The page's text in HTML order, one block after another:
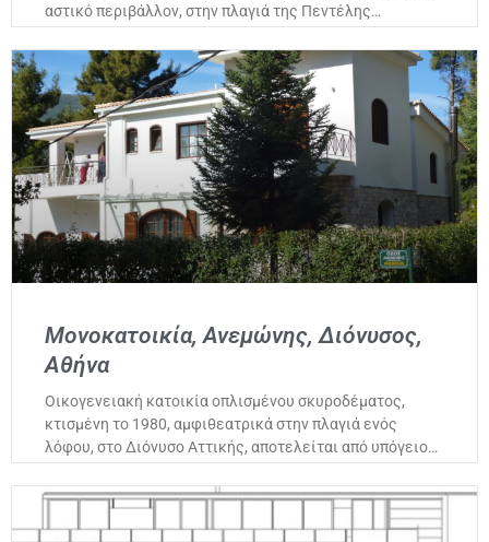
αστικό περιβάλλον, στην πλαγιά της Πεντέλης…
Μονοκατοικία, Ανεμώνης, Διόνυσος,
Αθήνα
Οικογενειακή κατοικία οπλισμένου σκυροδέματος,
κτισμένη το 1980, αμφιθεατρικά στην πλαγιά ενός
λόφου, στο Διόνυσο Αττικής, αποτελείται από υπόγειο…